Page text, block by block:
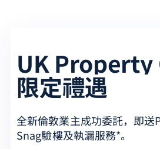
UK Property
限定禮遇
全新倫敦業主成功委託， 即送
Snag驗樓及執漏服務*。